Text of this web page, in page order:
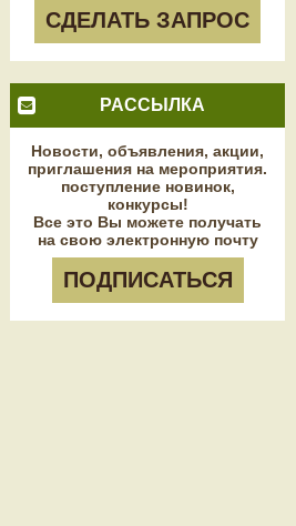
СДЕЛАТЬ ЗАПРОС
РАССЫЛКА
Новости, объявления, акции,
приглашения на мероприятия.
поступление новинок,
конкурсы!
Все это Вы можете получать
на свою электронную почту
ПОДПИСАТЬСЯ